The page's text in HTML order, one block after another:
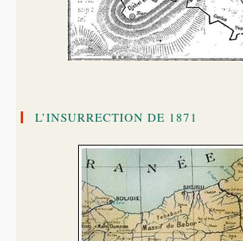
L’INSURRECTION DE 1871